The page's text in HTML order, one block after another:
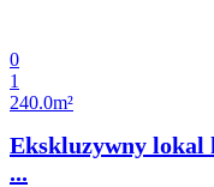
0
1
240.0m²
Ekskluzywny lokal
...